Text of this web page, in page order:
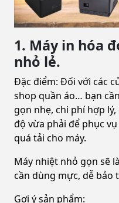
1. Máy in hóa
nhỏ lẻ.
Đặc điểm: Đối với các
shop quần áo… bạn
gọn nhẹ, chi phí hợp
độ vừa phải để phục
quá tải cho máy.
Máy nhiệt nhỏ gọn sẽ
cần dùng mực, dễ bảo
Gợi ý sản phẩm: